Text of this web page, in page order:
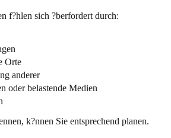
f?hlen sich ?berfordert durch:
Orte
anderer
oder belastende Medien
k?nnen Sie entsprechend planen.